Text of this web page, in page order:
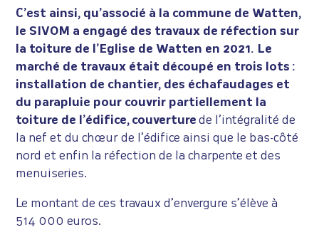
C’est ainsi, qu’associé à la commune de Watten,
le SIVOM a engagé des travaux de réfection sur
la toiture de l’Eglise de Watten en 2021. Le
marché de travaux était découpé en trois lots :
installation de chantier, des échafaudages et
du parapluie pour couvrir partiellement la
toiture de l’édifice, couverturede l’intégralité de
la nef et du chœur de l’édifice ainsi que le bas-côté
nord et enfin la réfection de la charpente et des
menuiseries.
Le montant de ces travaux d’envergure s’élève à
514 000 euros.